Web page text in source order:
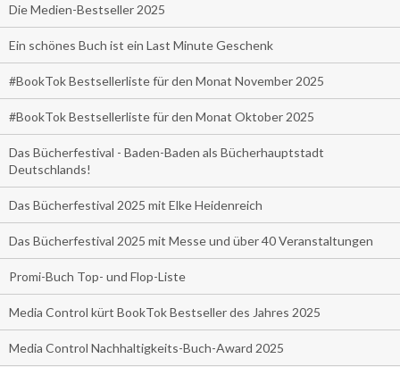
Die Medien-Bestseller 2025
Ein schönes Buch ist ein Last Minute Geschenk
#BookTok Bestsellerliste für den Monat November 2025
#BookTok Bestsellerliste für den Monat Oktober 2025
Das Bücherfestival - Baden-Baden als Bücherhauptstadt
Deutschlands!
Das Bücherfestival 2025 mit Elke Heidenreich
Das Bücherfestival 2025 mit Messe und über 40 Veranstaltungen
Promi-Buch Top- und Flop-Liste
Media Control kürt BookTok Bestseller des Jahres 2025
Media Control Nachhaltigkeits-Buch-Award 2025